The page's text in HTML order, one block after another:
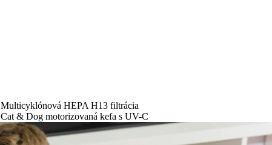
Multicyklónová HEPA H13 filtrácia
Cat & Dog motorizovaná kefa s UV-C